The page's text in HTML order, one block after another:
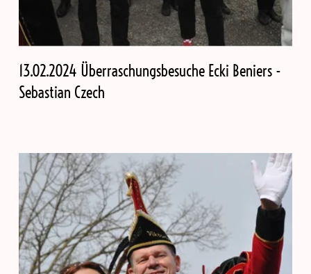
13.02.2024 Überraschungsbesuche Ecki Beniers -
Sebastian Czech